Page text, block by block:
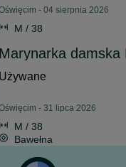
- 04 sierpnia 2026
M / 38
Marynarka damska
Używane
- 31 lipca 2026
M / 38
Bawełna